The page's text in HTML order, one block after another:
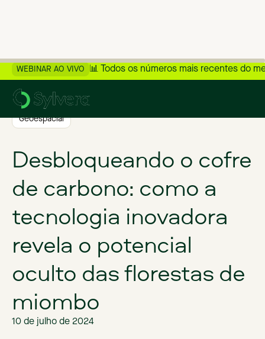
WEBINAR AO VIVO 📊 Todos os números mais recentes do
Geoespacial
Desbloqueando o cofre
de carbono: como a
tecnologia inovadora
revela o potencial
oculto das florestas de
miombo
10 de julho de 2024